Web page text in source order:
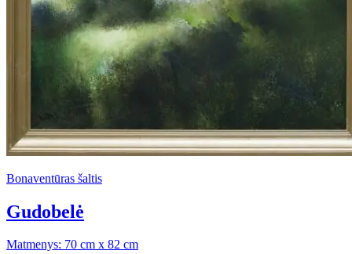
Bonaventūras šaltis
Gudobelė
Matmenys: 70 cm x 82 cm